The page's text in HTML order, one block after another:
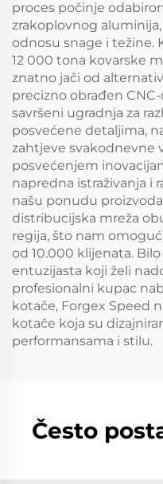
proces počinje
zrakoplovnog
odnosu snage i težine.
12 000 tona kovarske
znatno jači od
precizno obrađen
savršeni ugradnja za
posvećene detaljima,
zahtjeve svakodnevne
posvećenjem
napredna istraživanja i
našu ponudu
distribucijska mreža
regija, što nam
od 10.000 klijenata.
entuzijasta koji želi
profesionalni kupac
kotače, Forgex Speed
kotače koja su
performansama i stilu.
Često